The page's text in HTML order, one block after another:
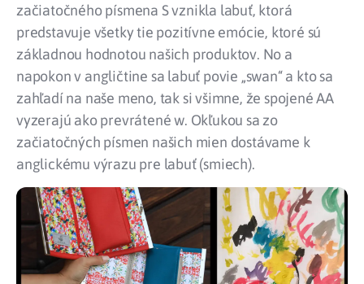
začiatočného písmena S vznikla labuť, ktorá
predstavuje všetky tie pozitívne emócie, ktoré sú
základnou hodnotou našich produktov. No a
napokon v angličtine sa labuť povie „swan“ a kto sa
zahľadí na naše meno, tak si všimne, že spojené AA
vyzerajú ako prevrátené w. Okľukou sa zo
začiatočných písmen našich mien dostávame k
anglickému výrazu pre labuť (smiech).